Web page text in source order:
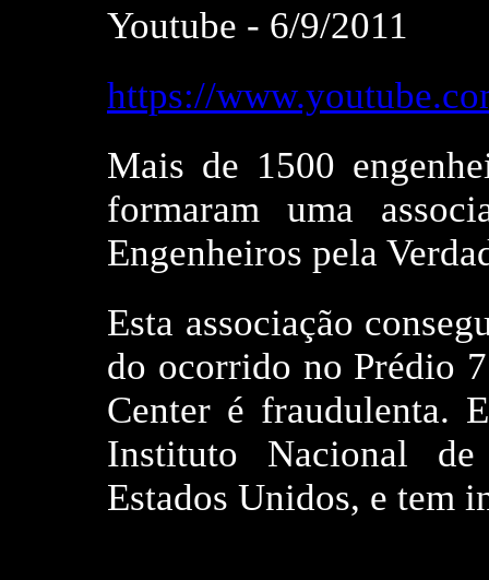
Youtube - 6/9/2011
https://
Mais de 1500
formaram uma
Engenheiros pela
Esta associação
do ocorrido no Prédio
Center é fraudulenta.
Instituto Nacional
Estados Unidos, e tem